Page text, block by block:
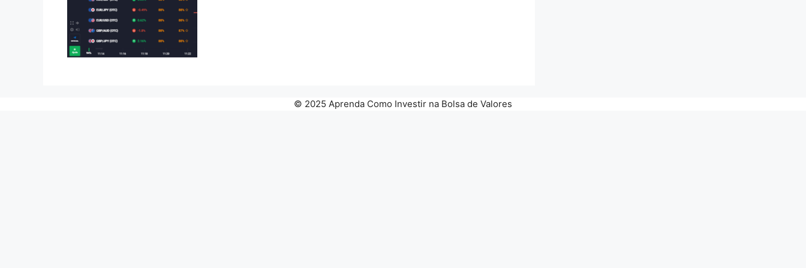
© 2025 Aprenda Como Investir na Bolsa de Valores